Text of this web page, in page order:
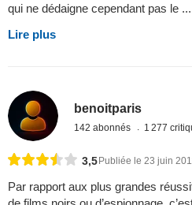
qui ne dédaigne cependant pas le ...
Lire plus
benoitparis
142 abonnés 1 277
3,5Publiée le 23 juin
Par rapport aux plus grandes